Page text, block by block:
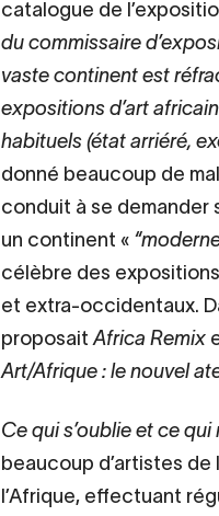
catalogue de
du commissaire
vaste continent est
expositions d’art
habituels (état arriéré,
donné beaucoup de
conduit à se demander
un continent «
célèbre des
et extra-occidentaux.
proposait Africa Remix
Art/Afrique : le nouvel
Ce qui s’oublie et ce qui
beaucoup d’artistes de
l’Afrique, effectuant